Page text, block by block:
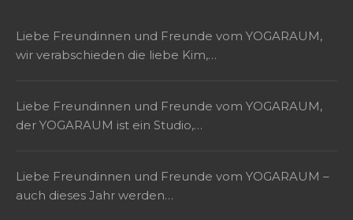
Liebe Freundinnen und Freunde vom YOGARAUM,
wir verabschieden die liebe Kim,…
Liebe Freundinnen und Freunde vom YOGARAUM,
der YOGARAUM ist ein Studio,…
Liebe Freundinnen und Freunde vom YOGARAUM –
auch dieses Jahr werden…